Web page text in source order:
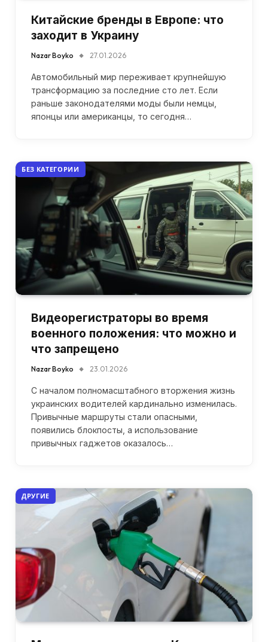
Китайские бренды в Европе: что
заходит в Украину
Nazar Boyko 27.01.2026
Автомобильный мир переживает крупнейшую
трансформацию за последние сто лет. Если
раньше законодателями моды были немцы,
японцы или американцы, то сегодня…
БЕЗ КАТЕГОРИИ
Видеорегистраторы во время
военного положения: что можно и
что запрещено
Nazar Boyko 23.01.2026
С началом полномасштабного вторжения жизнь
украинских водителей кардинально изменилась.
Привычные маршруты стали опасными,
появились блокпосты, а использование
привычных гаджетов оказалось…
ДРУГИЕ